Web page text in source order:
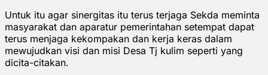
Untuk itu agar sinergitas itu terus terjaga Sekda meminta
masyarakat dan aparatur pemerintahan setempat dapat
terus menjaga kekompakan dan kerja keras dalam
mewujudkan visi dan misi Desa Tj kulim seperti yang
dicita-citakan.